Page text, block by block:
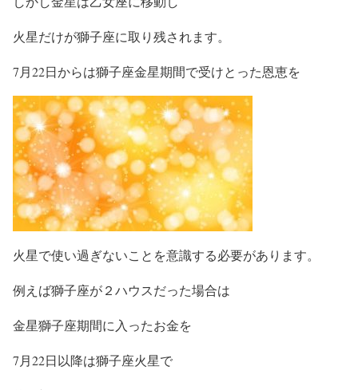
火星だけが獅子座に取り残されます。
7月22日からは獅子座金星期間で受けとった恩恵を
火星で使い過ぎないことを意識する必要があります。
例えば獅子座が２ハウスだった場合は
金星獅子座期間に入ったお金を
7月22日以降は獅子座火星で